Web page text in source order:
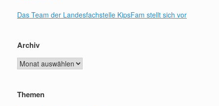
Das Team der Landesfachstelle KipsFam stellt sich vor
Archiv
Archiv
Themen